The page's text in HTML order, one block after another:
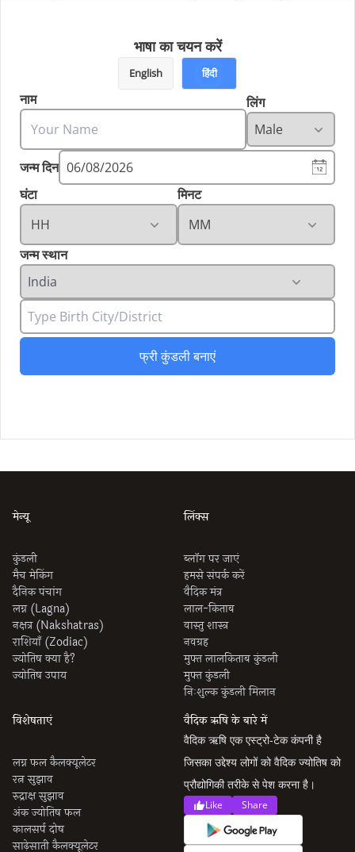
भाषा का चयन करें
English हिंदी
नाम लिंग
जन्म दिन 06/08/2026
घंटा
मिनट
जन्म स्थान
फ्री कुंडली बनाएं
मेन्यू
कुंडली
मैच मेकिंग
दैनिक पंचांग
लग्न (Lagna)
नक्षत्र (Nakshatras)
राशियाँ (Zodiac)
ज्योतिष क्या है?
ज्योतिष उपाय
लिंक्स
ब्लॉग पर जाएं
हमसे संपर्क करें
वैदिक मंत्र
लाल-किताब
वास्तु शास्त्र
नवग्रह
मुफ्त लालकिताब कुंडली
मुफ्त कुंडली
निःशुल्क कुंडली मिलान
विशेषताएं
लग्न फल कैलक्यूलेटर
रत्न सुझाव
रुद्राक्ष सुझाव
अंक ज्योतिष फल
कालसर्प दोष
साढ़ेसाती कैलक्यूलेटर
वैदिक ऋषि के बारे में
वैदिक ऋषि एक एस्ट्रो-टेक कंपनी है
जिसका उद्देश्य लोगों को वैदिक ज्योतिष को
प्रौद्योगिकी तरीके से पेश करना है।
Like Share